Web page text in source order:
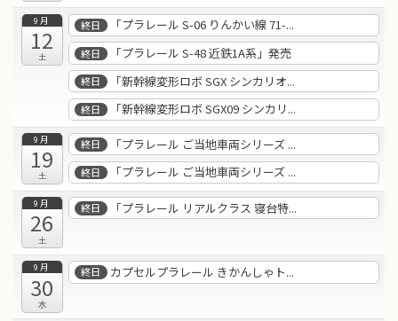
9月
12
土
終日 「プラレール S-06 りんかい線 71-...
終日 「プラレール S-48 近鉄1A系」発売
終日 「新幹線変形ロボ SGX シンカリオ...
終日 「新幹線変形ロボ SGX09 シンカリ...
9月
19
土
終日 「プラレール ご当地車両シリーズ ...
終日 「プラレール ご当地車両シリーズ ...
9月
26
土
終日 「プラレール リアルクラス 寝台特...
9月
30
水
終日 カプセルプラレール きかんしゃト...